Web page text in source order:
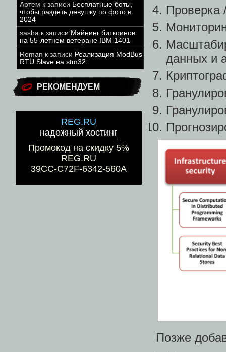
Артем к записи Бесплатные боты,
чтобы раздеть девушку по фото в
2024
sasha к записи Майнинг биткоинов
на 55-летнем ветеране IBM 1401
Roman к записи Реализация ModBus
RTU Slave на stm32
РЕКОМЕНДУЕМ
REG.RU
надежный хостинг
Промокод на скидку 5%
REG.RU
39CC-C72F-6342-560A
Проверка
данных и
Позже